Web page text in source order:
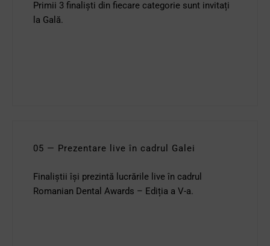
Primii 3 finaliști din fiecare categorie sunt invitați
la Gală.
05 — Prezentare live în cadrul Galei
Finaliștii își prezintă lucrările live în cadrul
Romanian Dental Awards – Ediția a V-a.